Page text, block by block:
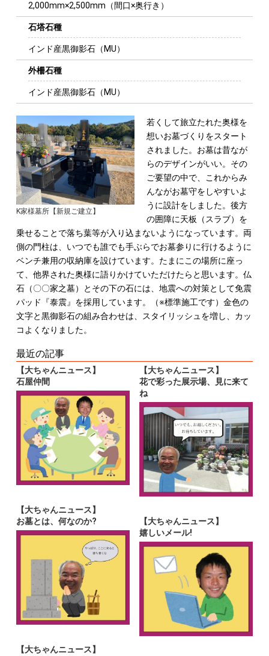
2,000mm×2,500mm（間口×奥行き）
石塔石種
インド産黒御影石（MU）
外柵石種
インド産黒御影石（MU）
K家様墓所【新規ご建立】
若くして旅立たれた奥様を
想いお墓づくりをスタート
されました。 お墓は昔なが
らのデザインがいい。 その
ご要望の中で、これからみ
んながお墓守をしやすいよ
うに設計をしました。 後方
の囲障に天板（スラブ）を
乗せることで落ち葉等が入り込まないようになっています。 両
側の門柱は、いつでも誰でも手ぶらでお墓参りに行けるように
ベンチ兼用の収納庫を設けています。 たまにこの場所に座っ
て、他界された奥様に語りかけていただけたらと思います。 仏
石（〇〇家之墓）とその下の石には、地震への対策として免震
パッド『泰震』を採用しています。（※標準施工です） 金色の
文字と黒御影石の組み合わせは、スタイリッシュを増し、カッ
コよくなりました。
最近の記事
【大ちゃんニュース】
石屋仲間
【大ちゃんニュース】
花で彩った展示場、見に来て
ね
【大ちゃんニュース】
お墓とは、何なのか?
【大ちゃんニュース】
嬉しいメール!
【大ちゃんニュース】